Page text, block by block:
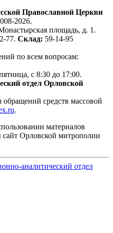
Православной Церкви
2026.
площадь, д. 1.
77. Склад: 59-14-95
по всем вопросам:
с 8:30 до 17:00.
отдел Орловской
обращений средств массовой
.
материалов
Орловской митрополии
аналитический отдел